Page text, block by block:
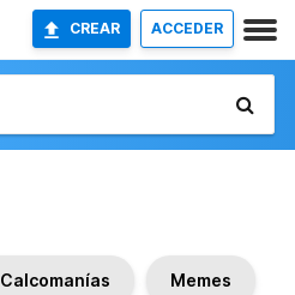
CREAR ACCEDER
Calcomanías Memes